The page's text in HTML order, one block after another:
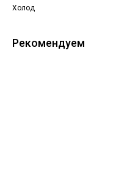
Холод
Рекомендуем